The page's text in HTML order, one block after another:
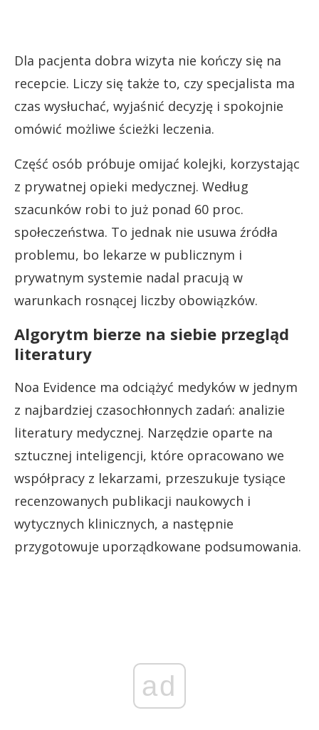
Dla pacjenta dobra wizyta nie kończy się na
recepcie. Liczy się także to, czy specjalista ma
czas wysłuchać, wyjaśnić decyzję i spokojnie
omówić możliwe ścieżki leczenia.
Część osób próbuje omijać kolejki, korzystając
z prywatnej opieki medycznej. Według
szacunków robi to już ponad 60 proc.
społeczeństwa. To jednak nie usuwa źródła
problemu, bo lekarze w publicznym i
prywatnym systemie nadal pracują w
warunkach rosnącej liczby obowiązków.
Algorytm bierze na siebie przegląd
literatury
Noa Evidence ma odciążyć medyków w jednym
z najbardziej czasochłonnych zadań: analizie
literatury medycznej. Narzędzie oparte na
sztucznej inteligencji, które opracowano we
współpracy z lekarzami, przeszukuje tysiące
recenzowanych publikacji naukowych i
wytycznych klinicznych, a następnie
przygotowuje uporządkowane podsumowania.
ad